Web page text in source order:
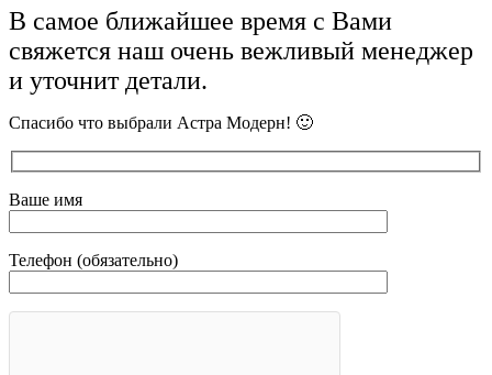
В самое ближайшее время с Вами
свяжется наш очень вежливый менеджер
и уточнит детали.
Спасибо что выбрали Астра Модерн! 🙂
Ваше имя
Телефон (обязательно)